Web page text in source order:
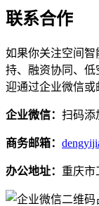
联系合作
如果你关注空间
持、融资协同、
迎通过企业微信或
企业微信： 扫码添
商务邮箱：
办公地址： 重庆市